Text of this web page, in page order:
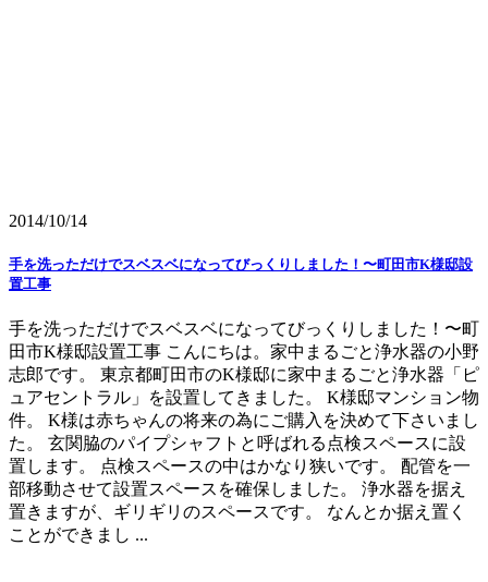
2014/10/14
手を洗っただけでスベスベになってびっくりしました！〜町田市K様邸設
置工事
手を洗っただけでスベスベになってびっくりしました！〜町
田市K様邸設置工事 こんにちは。家中まるごと浄水器の小野
志郎です。 東京都町田市のK様邸に家中まるごと浄水器「ピ
ュアセントラル」を設置してきました。 K様邸マンション物
件。 K様は赤ちゃんの将来の為にご購入を決めて下さいまし
た。 玄関脇のパイプシャフトと呼ばれる点検スペースに設
置します。 点検スペースの中はかなり狭いです。 配管を一
部移動させて設置スペースを確保しました。 浄水器を据え
置きますが、ギリギリのスペースです。 なんとか据え置く
ことができまし ...